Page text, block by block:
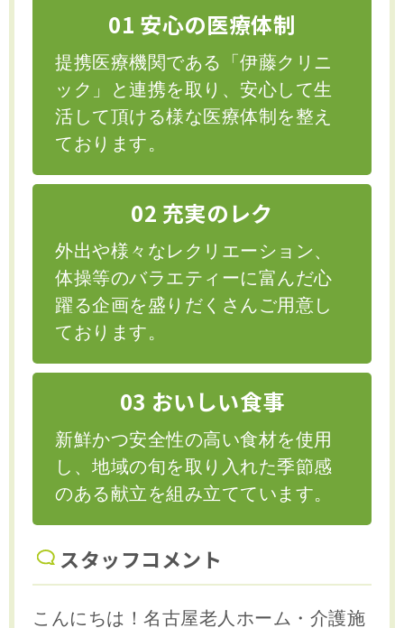
01 安心の医療体制
提携医療機関である「伊藤クリニ
ック」と連携を取り、安心して生
活して頂ける様な医療体制を整え
ております。
02 充実のレク
外出や様々なレクリエーション、
体操等のバラエティーに富んだ心
躍る企画を盛りだくさんご用意し
ております。
03 おいしい食事
新鮮かつ安全性の高い食材を使用
し、地域の旬を取り入れた季節感
のある献立を組み立てています。
スタッフコメント
こんにちは！名古屋老人ホーム・介護施